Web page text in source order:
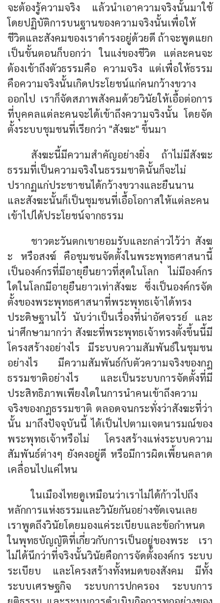
จะต้องรู้ความจริง แล้วนำเอาความจริงนั้นมาใช้
โดยปฏิบัติการบนฐานของความจริงนั้นเพื่อให้
ชีวิตและสังคมของเราดำรงอยู่ด้วยดี ถ้าจะพูดแยก
เป็นขั้นตอนก็บอกว่า ในแง่ของชีวิต แต่ละคนจะ
ต้องเข้าถึงตัวธรรมคือ ความจริง แต่เพื่อให้ธรรม
คือความจริงนั้นเกิดประโยชน์แก่คนกว้างขวาง
ออกไป เราก็จัดสภาพสังคมด้วยวินัยให้เอื้อต่อการ
ที่บุคคลแต่ละคนจะได้เข้าถึงความจริงนั้น โดยจัด
ตั้งระบบชุมชนที่เรียกว่า "สังฆะ" ขึ้นมา
สังฆะนี้มีความสำคัญอย่างยิ่ง ถ้าไม่มีสังฆะ
ธรรมที่เป็นความจริงในธรรมชาตินั้นก็จะไม่
ปรากฏแก่ประชาชนได้กว้างขวางและยืนนาน
และสังฆะนั้นก็เป็นชุมชนที่เอื้อโอกาสให้แต่ละคน
เข้าไปได้ประโยชน์จากธรรม
ชาวตะวันตกเขายอมรับและกล่าวไว้ว่า สังฆ
ะ หรือสงฆ์ คือชุมชนจัดตั้งในพระพุทธศาสนานี้
เป็นองค์กรที่มีอายุยืนยาวที่สุดในโลก ไม่มีองค์กร
ใดในโลกมีอายุยืนยาวเท่าสังฆะ ซึ่งเป็นองค์กรจัด
ตั้งของพระพุทธศาสนาที่พระพุทธเจ้าได้ทรง
ประดิษฐานไว้ นับว่าเป็นเรื่องที่น่าอัศจรรย์ และ
น่าศึกษามากว่า สังฆะที่พระพุทธเจ้าทรงตั้งขึ้นนี้มี
โครงสร้างอย่างไร มีระบบความสัมพันธ์ในชุมชน
อย่างไร มีความสัมพันธ์กับตัวความจริงของกฎ
ธรรมชาติอย่างไร และเป็นระบบการจัดตั้งที่มี
ประสิทธิภาพเพียงใดในการนำคนเข้าถึงความ
จริงของกฎธรรมชาติ ตลอดจนกระทั่งว่าสังฆะที่ว่า
นั้น มาถึงปัจจุบันนี้ ได้เป็นไปตามเจตนารมณ์ของ
พระพุทธเจ้าหรือไม่ โครงสร้างแห่งระบบความ
สัมพันธ์ต่างๆ ยังคงอยู่ดี หรือมีการผิดเพี้ยนคลาด
เคลื่อนไปแค่ไหน
ในเมืองไทยดูเหมือนว่าเราไม่ได้ก้าวไปถึง
หลักการแห่งธรรมและวินัยกันอย่างชัดเจนเลย
เราพูดถึงวินัยโดยมองแค่ระเบียบและข้อกำหนด
ในพุทธบัญญัติที่เกี่ยวกับการเป็นอยู่ของพระ เรา
ไม่ได้นึกว่าที่จริงนั้นวินัยคือการจัดตั้งองค์กร ระบบ
ระเบียบ และโครงสร้างทั้งหมดของสังคม มีทั้ง
ระบบเศรษฐกิจ ระบบการปกครอง ระบบการ